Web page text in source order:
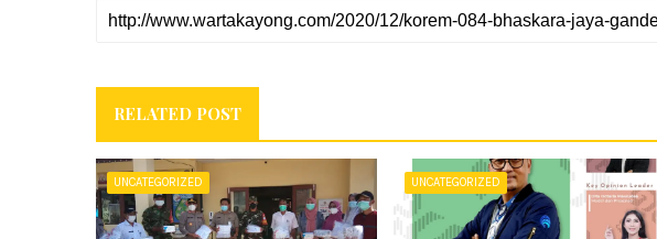
RELATED POST
UNCATEGORIZED UNCATEGORIZED